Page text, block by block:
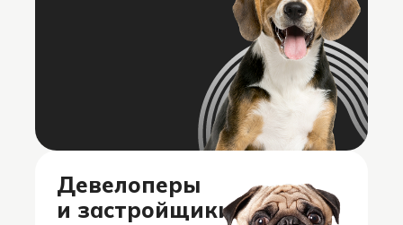
Девелоперы
и застройщики